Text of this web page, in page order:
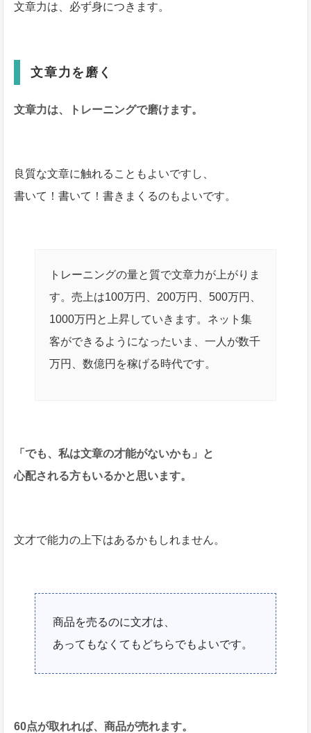
文章力は、必ず身につきます。
文章力を磨く
文章力は、トレーニングで磨けます。
良質な文章に触れることもよいですし、
書いて！書いて！書きまくるのもよいです。
トレーニングの量と質で文章力が上がりま
す。売上は100万円、200万円、500万円、
1000万円と上昇していきます。ネット集
客ができるようになったいま、一人が数千
万円、数億円を稼げる時代です。
「でも、私は文章の才能がないかも」と
心配される方もいるかと思います。
文才で能力の上下はあるかもしれません。
商品を売るのに文才は、
あってもなくてもどちらでもよいです。
60点が取れれば、商品が売れます。